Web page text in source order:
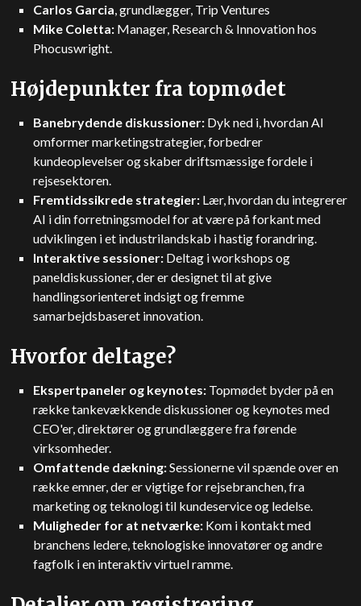
Carlos Garcia, grundlægger, Trip Ventures
Mike Coletta: Manager, Research & Innovation hos
Phocuswright.
Højdepunkter fra topmødet
Banebrydende diskussioner: Dyk ned i, hvordan AI
omformer marketingstrategier, forbedrer
kundeoplevelser og skaber driftsmæssige fordele i
rejsesektoren.
Fremtidssikrede strategier: Lær, hvordan du integrerer
AI i din forretningsmodel for at være på forkant med
udviklingen i et industrilandskab i hastig forandring.
Interaktive sessioner: Deltag i workshops og
paneldiskussioner, der er designet til at give
handlingsorienteret indsigt og fremme
samarbejdsbaseret innovation.
Hvorfor deltage?
Ekspertpaneler og keynotes: Topmødet byder på en
række tankevækkende diskussioner og keynotes med
CEO'er, direktører og grundlæggere fra førende
virksomheder.
Omfattende dækning:Sessionerne vil spænde over en
række emner, der er vigtige for rejsebranchen, fra
marketing og teknologi til kundeservice og ledelse.
Muligheder for at netværke: Kom i kontakt med
branchens ledere, teknologiske innovatører og andre
fagfolk i en interaktiv virtuel ramme.